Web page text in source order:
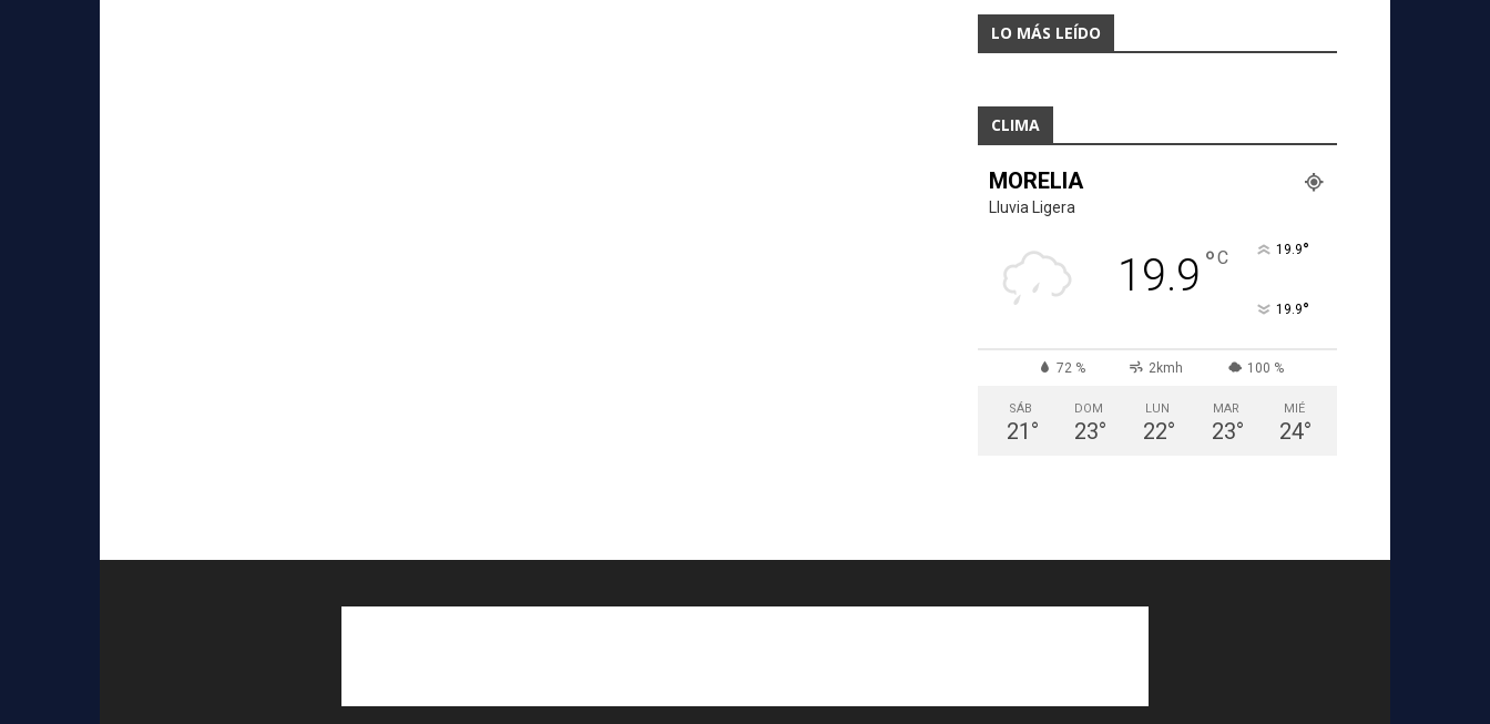
LO MÁS LEÍDO
CLIMA
MORELIA
Lluvia Ligera
19.9 °C 19.9°
19.9°
72 % 2kmh 100 %
SÁB
21 °
DOM
23°
LUN
22°
MAR
23°
MIÉ
24°